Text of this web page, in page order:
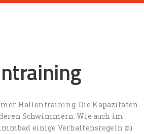
Hallentraining. Die Kapazitäten
Schwimmern. Wie auch im
einige Verhaltensregeln zu